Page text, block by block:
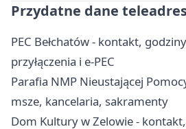
Przydatne dane
PEC Bełchatów - kontakt,
przyłączenia i e-PEC
Parafia NMP Nieustającej
msze, kancelaria, sakramenty
Dom Kultury w Zelowie -